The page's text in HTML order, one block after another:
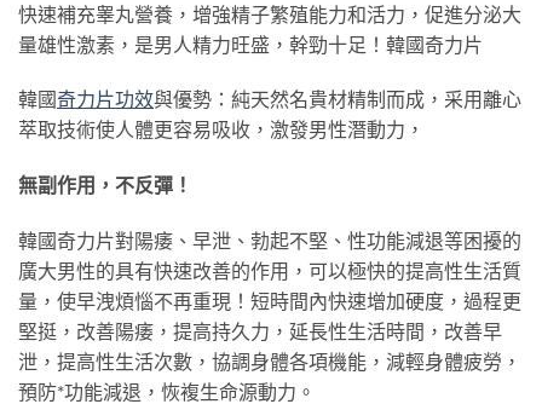
快速補充睾丸營養，增強精子繁殖能力和活力，促進分泌大
量雄性激素，是男人精力旺盛，幹勁十足！韓國奇力片
韓國奇力片功效與優勢：純天然名貴材精制而成，采用離心
萃取技術使人體更容易吸收，激發男性潛動力，
無副作用，不反彈！
韓國奇力片對陽痿、早泄、勃起不堅、性功能減退等困擾的
廣大男性的具有快速改善的作用，可以極快的提高性生活質
量，使早洩煩惱不再重現！短時間內快速增加硬度，過程更
堅挺，改善陽痿，提高持久力，延長性生活時間，改善早
泄，提高性生活次數，協調身體各項機能，減輕身體疲勞，
預防*功能減退，恢複生命源動力。